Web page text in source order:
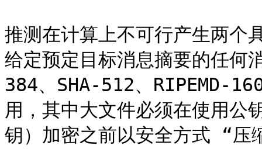
推测在计算上不可行产生两个
给定预定目标消息摘要的任何
384、SHA-512、RIPEMD-
用，其中大文件必须在使用公
钥）加密之前以安全方式 “压